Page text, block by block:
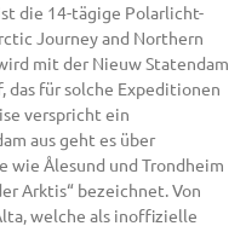
die 14-tägige Polarlicht-
Journey and Northern
mit der Nieuw Statendam
für solche Expeditionen
verspricht ein
aus geht es über
wie Ålesund und Trondheim
Arktis“ bezeichnet. Von
welche als inoffizielle